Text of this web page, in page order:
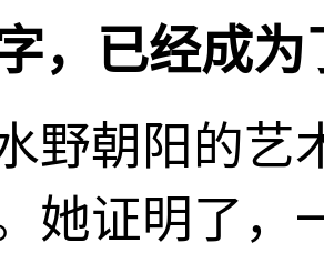
，已经成
野朝阳的艺
她证明了，